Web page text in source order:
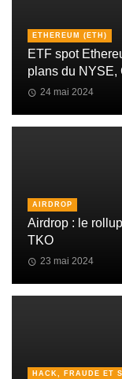
ETHEREUM (ETH)
ETF spot
plans du NYSE,
24 mai 2024
AIRDROP
Airdrop : le
TKO
23 mai 2024
HACK, FRAUDE ET